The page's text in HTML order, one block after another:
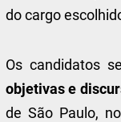
do cargo
Os candidatos
objetivas e
de São Paulo,